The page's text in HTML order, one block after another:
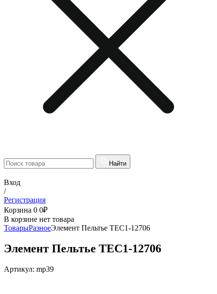
Найти
Вход
/
Регистрация
Корзина 0 0₽
В корзине нет товара
ТоварыРазноеЭлемент Пельтье TEC1-12706
Элемент Пельтье TEC1-12706
Артикул: mp39